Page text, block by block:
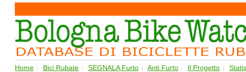
Home | Bici Rubate | SEGNALA Furto | Anti Furto | Il Progetto |